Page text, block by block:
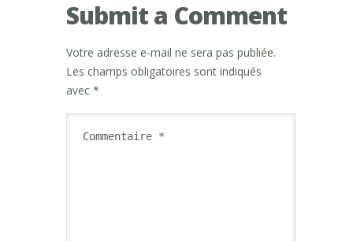
Submit a Comment
Votre adresse e-mail ne sera pas publiée.
Les champs obligatoires sont indiqués
avec *